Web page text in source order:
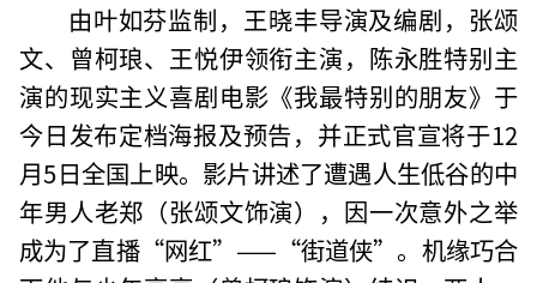
由叶如芬监制，王晓丰导演及编剧，张颂
文、曾柯琅、王悦伊领衔主演，陈永胜特别主
演的现实主义喜剧电影《我最特别的朋友》于
今日发布定档海报及预告，并正式官宣将于12
月5日全国上映。影片讲述了遭遇人生低谷的中
年男人老郑（张颂文饰演），因一次意外之举
成为了直播“网红”——“街道侠”。机缘巧合